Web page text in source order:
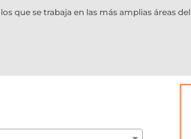
que se trabaja en las más amplias áreas del